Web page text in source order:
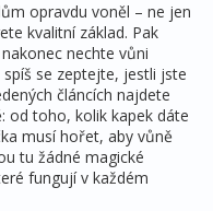
opravdu voněl – ne jen
kvalitní základ. Pak
nechte vůni
se zeptejte, jestli jste
článcích najdete
od toho, kolik kapek dáte
musí hořet, aby vůně
tu žádné magické
fungují v každém